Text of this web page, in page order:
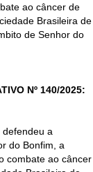
ao câncer de
Brasileira de
de Senhor do
Nº 140/2025:
a
do Bonfim, a
combate ao câncer